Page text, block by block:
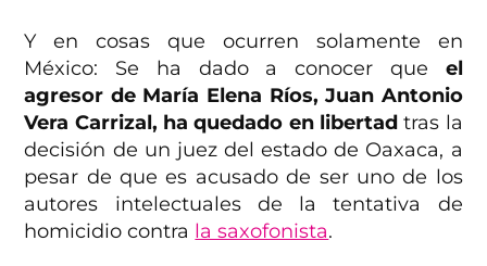
Y en cosas que ocurren solamente en
México: Se ha dado a conocer que el
agresor de María Elena Ríos, Juan Antonio
Vera Carrizal, ha quedado en libertadtras la
decisión de un juez del estado de Oaxaca, a
pesar de que es acusado de ser uno de los
autores intelectuales de la tentativa de
homicidio contra la saxofonista.